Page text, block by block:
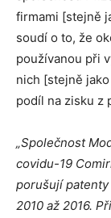
firmami [stejně
soudí o to, že
používanou při
nich [stejně
podíl na zisku z
„Společnost
covidu-19
porušují
2010 až 2016.